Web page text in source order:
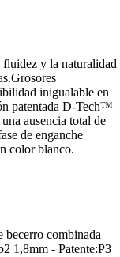
fluidez y la naturalidad
inigualable en
patentada D-Tech™
ausencia total de
de enganche
color blanco.
combinada
1,8mm - Patente:P3